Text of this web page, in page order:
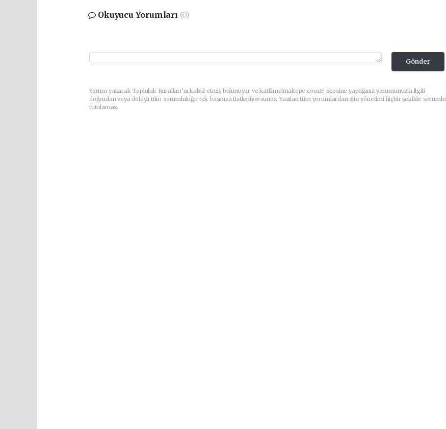
Okuyucu Yorumları (0)
Gönder
Yorum yazarak Topluluk Kuralları’nı kabul etmiş bulunuyor ve katilimcimaltepe.com.tr sitesine yaptığınız yorumunuzla ilgili
doğrudan veya dolaylı tüm sorumluluğu tek başınıza üstleniyorsunuz. Yazılan tüm yorumlardan site yönetimi hiçbir şekilde sorumlu
tutulamaz.